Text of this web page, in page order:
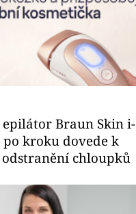
Braun Skin i-
kroku dovede k
chloupků